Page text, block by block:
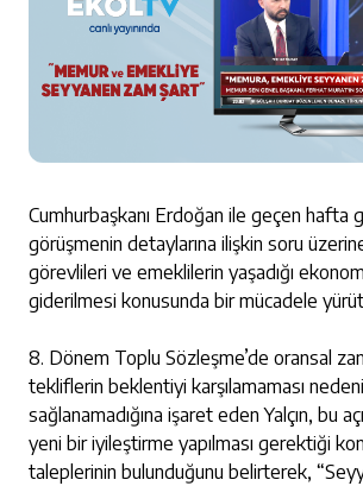
Cumhurbaşkanı Erdoğan ile geçen hafta
görüşmenin detaylarına ilişkin soru
görevlileri ve emeklilerin yaşadığı
giderilmesi konusunda bir mücadele
8. Dönem Toplu Sözleşme’de oransal
tekliflerin beklentiyi karşılamaması
sağlanamadığına işaret eden Yalçın, bu
yeni bir iyileştirme yapılması gerektiği
taleplerinin bulunduğunu belirterek,